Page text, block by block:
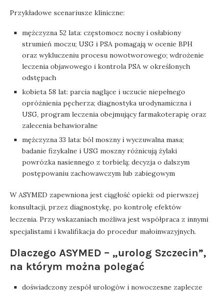
Przykładowe scenariusze kliniczne:
mężczyzna 52 lata: częstomocz nocny i osłabiony
strumień moczu; USG i PSA pomagają w ocenie BPH
oraz wykluczeniu procesu nowotworowego; wdrożenie
leczenia objawowego i kontrola PSA w określonych
odstępach
kobieta 58 lat: parcia naglące i uczucie niepełnego
opróżnienia pęcherza; diagnostyka urodynamiczna i
USG, program leczenia obejmujący farmakoterapię oraz
zalecenia behawioralne
mężczyzna 33 lata: ból moszny i wyczuwalna masa;
badanie fizykalne i USG moszny różnicują żylaki
powrózka nasiennego z torbielą; decyzja o dalszym
postępowaniu zachowawczym lub zabiegowym
W ASYMED zapewniona jest ciągłość opieki: od pierwszej
konsultacji, przez diagnostykę, po kontrolę efektów
leczenia. Przy wskazaniach możliwa jest współpraca z innymi
specjalistami i kwalifikacja do procedur małoinwazyjnych.
Dlaczego ASYMED – „urolog Szczecin”,
na którym można polegać
doświadczony zespół urologów i nowoczesne zaplecze